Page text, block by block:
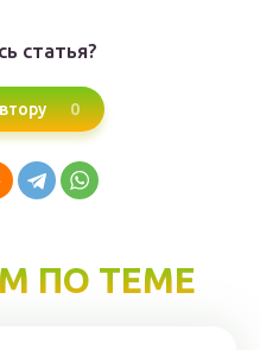
статья?
0
ПО ТЕМЕ